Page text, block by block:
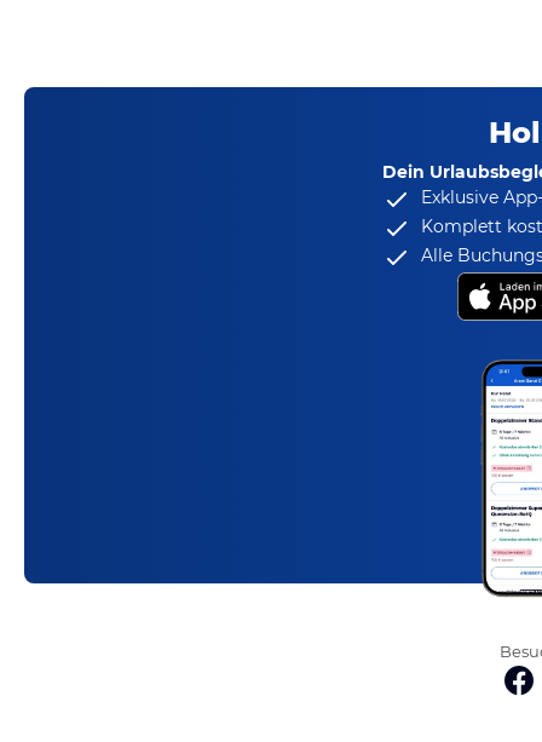
Dein
Exklusive
Komplett
Alle